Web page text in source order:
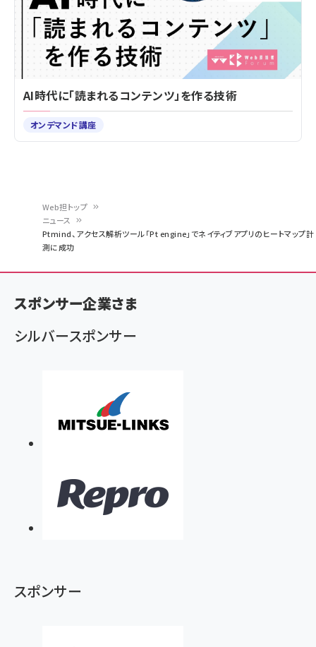
く
ず
Web担トップ
ニュース
Ptmind、アクセス解析ツール「Pt engine」でネイティブアプリのヒートマップ計
測に成功
AI時代に「読まれるコンテンツ」を作る技術
オンデマンド講座
スポンサー企業さま
シルバースポンサー
スポンサー